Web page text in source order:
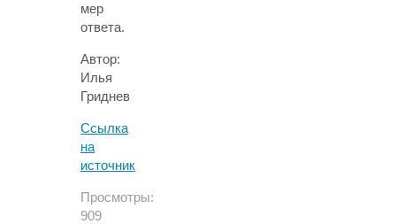
мер
ответа.
Автор:
Илья
Гриднев
Ссылка
на
источник
Просмотры:
909